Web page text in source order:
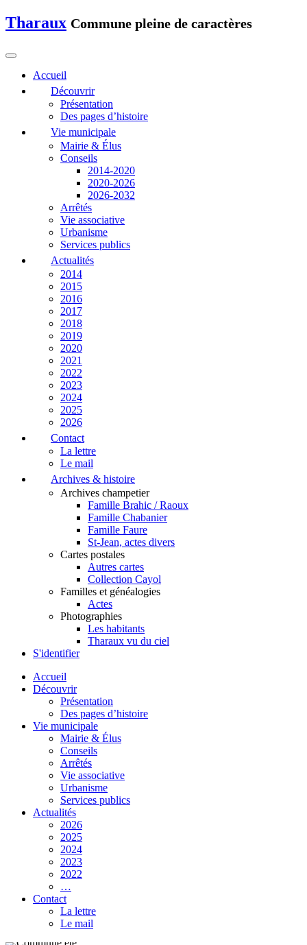
Tharaux Commune pleine de caractères
Accueil
Découvrir
Présentation
Des pages d’histoire
Vie municipale
Mairie & Élus
Conseils
2014-2020
2020-2026
2026-2032
Arrêtés
Vie associative
Urbanisme
Services publics
Actualités
2014
2015
2016
2017
2018
2019
2020
2021
2022
2023
2024
2025
2026
Contact
La lettre
Le mail
Archives & histoire
Archives champetier
Famille Brahic / Raoux
Famille Chabanier
Famille Faure
St-Jean, actes divers
Cartes postales
Autres cartes
Collection Cayol
Familles et généalogies
Actes
Photographies
Les habitants
Tharaux vu du ciel
S'identifier
Accueil
Découvrir
Présentation
Des pages d’histoire
Vie municipale
Mairie & Élus
Conseils
Arrêtés
Vie associative
Urbanisme
Services publics
Actualités
2026
2025
2024
2023
2022
…
Contact
La lettre
Le mail